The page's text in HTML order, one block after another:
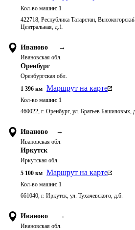
Кол-во машин: 1
422718, Республика Татарстан,
Центральная, д.1.
Иваново →
Ивановская обл.
Оренбург
Оренбургская обл.
1 396 км Маршрут на карте
Кол-во машин: 1
460022, г. Оренбург, ул. Братьев Башиловых,
Иваново →
Ивановская обл.
Иркутск
Иркутская обл.
5 100 км Маршрут на карте
Кол-во машин: 1
661040, г. Иркутск, ул. Тухачевского, д.6.
Иваново →
Ивановская обл.